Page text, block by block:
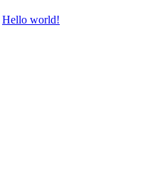
Hello world!